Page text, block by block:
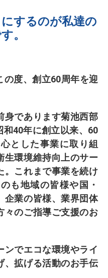
するのが私達の
。
の度、創立60周年を迎
身であります菊池西部
40年に創立以来、60
とした事業に取り組
生環境維持向上のサー
。これまで事業を続け
も地域の皆様や国・
企業の皆様、業界団体
々のご指導ご支援のお
ンでエコな環境やライ
、拡げる活動のお手伝